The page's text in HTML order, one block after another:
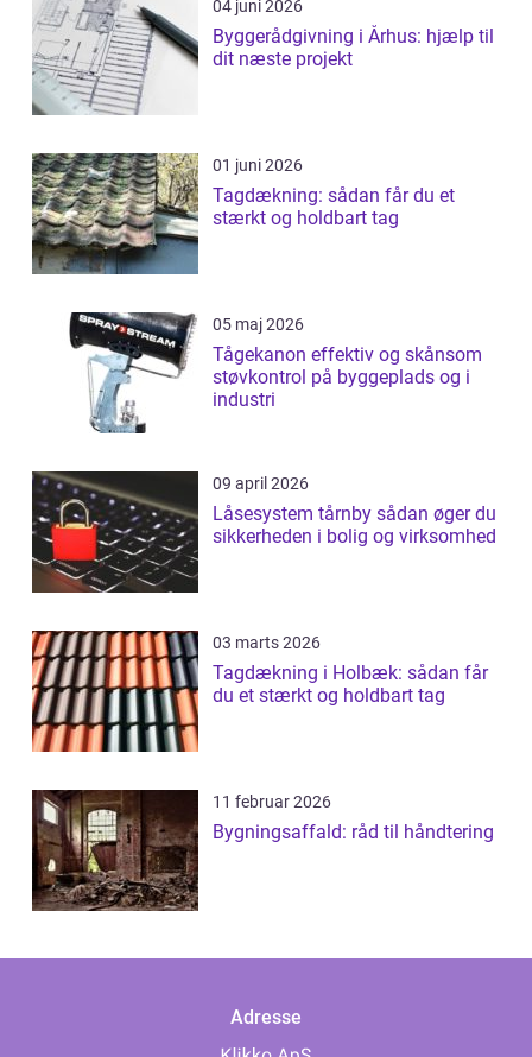
04 juni 2026
Byggerådgivning i Århus: hjælp til
dit næste projekt
01 juni 2026
Tagdækning: sådan får du et
stærkt og holdbart tag
05 maj 2026
Tågekanon effektiv og skånsom
støvkontrol på byggeplads og i
industri
09 april 2026
Låsesystem tårnby sådan øger du
sikkerheden i bolig og virksomhed
03 marts 2026
Tagdækning i Holbæk: sådan får
du et stærkt og holdbart tag
11 februar 2026
Bygningsaffald: råd til håndtering
Adresse